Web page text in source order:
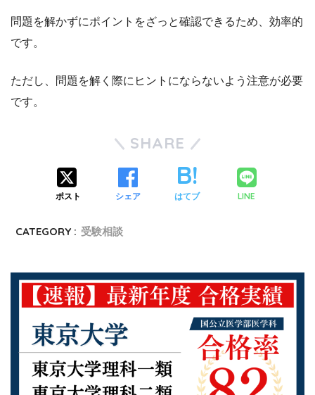
問題を解かずにポイントをざっと確認できるため、効率的
です。
ただし、問題を解く際にヒントにならないよう注意が必要
です。
SHARE
ポスト シェア はてブ LINE
CATEGORY : 受験相談